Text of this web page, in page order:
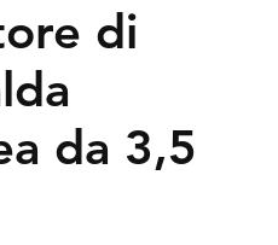
di
da 3,5